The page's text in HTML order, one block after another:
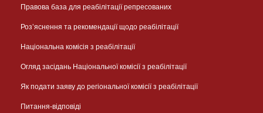
Правова база для реабілітації репресованих
Розʼяснення та рекомендації щодо реабілітації
Національна комісія з реабілітації
Огляд засідань Національної комісії з реабілітації
Як подати заяву до регіональної комісії з реабілітації
Питання-відповіді